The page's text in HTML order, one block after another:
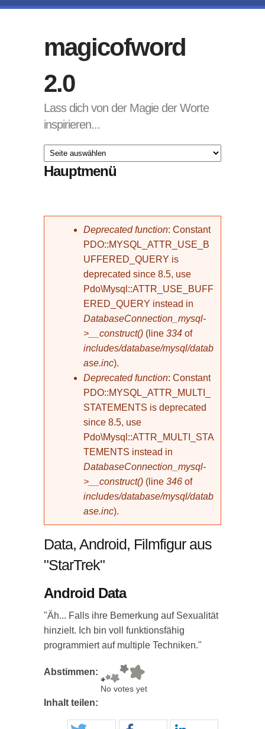
magicofword
2.0
Lass dich von der Magie der Worte
inspirieren...
Hauptmenü
Fehlermeldung
Deprecated function: Constant
PDO::MYSQL_ATTR_USE_B
UFFERED_QUERY is
deprecated since 8.5, use
Pdo\Mysql::ATTR_USE_BUFF
ERED_QUERY instead in
DatabaseConnection_mysql-
>__construct() (line 334 of
includes/database/mysql/datab
ase.inc).
Deprecated function: Constant
PDO::MYSQL_ATTR_MULTI_
STATEMENTS is deprecated
since 8.5, use
Pdo\Mysql::ATTR_MULTI_STA
TEMENTS instead in
DatabaseConnection_mysql-
>__construct() (line 346 of
includes/database/mysql/datab
ase.inc).
Data, Android, Filmfigur aus
"StarTrek"
Android Data
"Äh... Falls ihre Bemerkung auf Sexualität
hinzielt. Ich bin voll funktionsfähig
programmiert auf multiple Techniken."
Abstimmen:
No votes yet
Inhalt teilen: